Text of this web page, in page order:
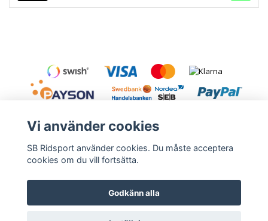
Kontakt Leveranstid & frakt Köpvillkor
Vi använder cookies
SB Ridsport använder cookies. Du måste acceptera
cookies om du vill fortsätta.
Godkänn alla